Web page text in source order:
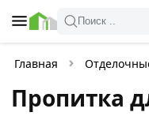
Поиск ..
Главная
Пропитка